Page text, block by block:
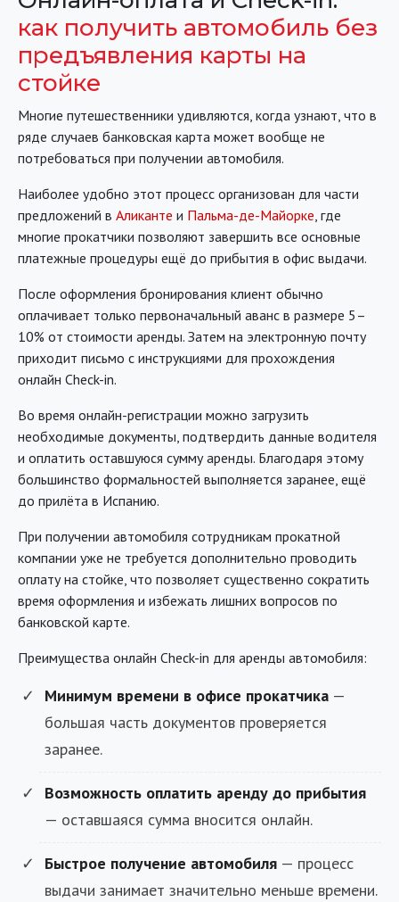
как получить автомобиль без
предъявления карты на
стойке
Многие путешественники удивляются, когда узнают, что в
ряде случаев банковская карта может вообще не
потребоваться при получении автомобиля.
Наиболее удобно этот процесс организован для части
предложений в Аликанте и Пальма-де-Майорке, где
многие прокатчики позволяют завершить все основные
платежные процедуры ещё до прибытия в офис выдачи.
После оформления бронирования клиент обычно
оплачивает только первоначальный аванс в размере 5–
10% от стоимости аренды. Затем на электронную почту
приходит письмо с инструкциями для прохождения
онлайн Check-in.
Во время онлайн-регистрации можно загрузить
необходимые документы, подтвердить данные водителя
и оплатить оставшуюся сумму аренды. Благодаря этому
большинство формальностей выполняется заранее, ещё
до прилёта в Испанию.
При получении автомобиля сотрудникам прокатной
компании уже не требуется дополнительно проводить
оплату на стойке, что позволяет существенно сократить
время оформления и избежать лишних вопросов по
банковской карте.
Преимущества онлайн Check-in для аренды автомобиля:
Минимум времени в офисе прокатчика —
большая часть документов проверяется
заранее.
Возможность оплатить аренду до прибытия
— оставшаяся сумма вносится онлайн.
Быстрое получение автомобиля — процесс
выдачи занимает значительно меньше времени.